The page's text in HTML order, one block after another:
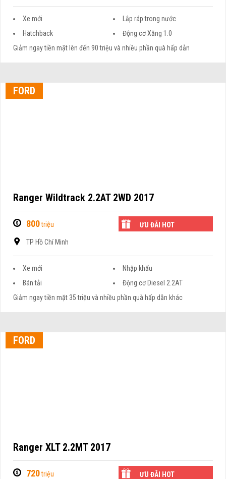
Xe mới
Lắp ráp trong nước
Hatchback
Động cơ Xăng 1.0
Giảm ngay tiền mặt lên đến 90 triệu và nhiều phần quà hấp dẫn
FORD
Ranger Wildtrack 2.2AT 2WD 2017
800triệu ƯU ĐÃI HOT
TP Hồ Chí Minh
Xe mới
Nhập khẩu
Bán tải
Động cơ Diesel 2.2AT
Giảm ngay tiền mặt 35 triệu và nhiều phần quà hấp dẫn khác
FORD
Ranger XLT 2.2MT 2017
720triệu ƯU ĐÃI HOT